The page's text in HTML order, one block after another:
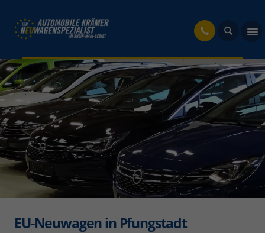
EU-Neuwagen in Pfungstadt